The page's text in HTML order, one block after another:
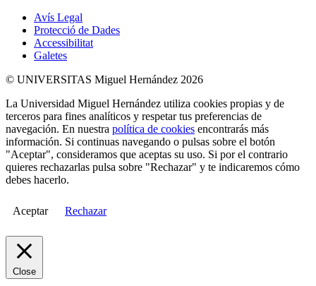
Avís Legal
Protecció de Dades
Accessibilitat
Galetes
© UNIVERSITAS Miguel Hernández 2026
La Universidad Miguel Hernández utiliza cookies propias y de
terceros para fines analíticos y respetar tus preferencias de
navegación. En nuestra política de cookies encontrarás más
información. Si continuas navegando o pulsas sobre el botón
"Aceptar", consideramos que aceptas su uso. Si por el contrario
quieres rechazarlas pulsa sobre "Rechazar" y te indicaremos cómo
debes hacerlo.
Aceptar Rechazar
Close